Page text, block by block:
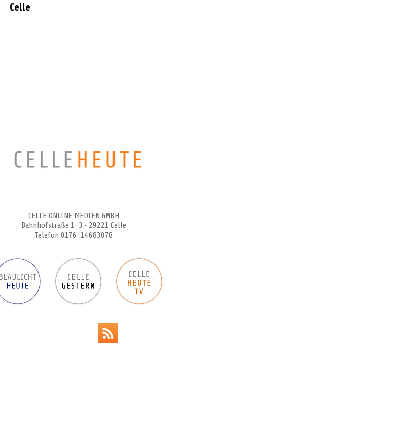
Celle
CELLE ONLINE MEDIEN GMBH
Bahnhofstraße 1-3 • 29221 Celle
Telefon 0176-14683078